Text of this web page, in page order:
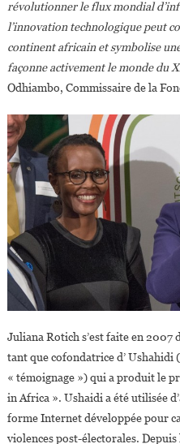
révolutionner le flux mondial
l’innovation technologique peut
continent africain et symbolise
façonne activement le monde du
Odhiambo, Commissaire de la
Juliana Rotich s’est faite en 2007
tant que cofondatrice d’
« témoignage ») qui a produit le
in Africa ». Ushaidi a été utilisée
forme Internet développée pour
violences post-électorales.